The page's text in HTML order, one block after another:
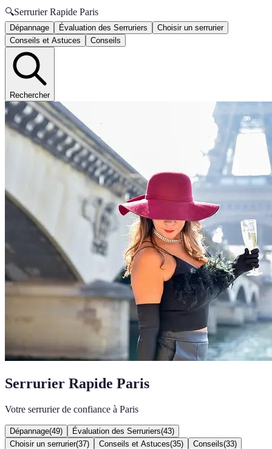
🔍Serrurier Rapide Paris
Dépannage Évaluation des Serruriers
Choisir un serrurier
Conseils et Astuces
Conseils
Rechercher
Serrurier Rapide Paris
Votre serrurier de confiance à Paris
Dépannage(49) Évaluation des Serruriers(43)
Choisir un serrurier(37) Conseils et Astuces(35) Conseils(33)